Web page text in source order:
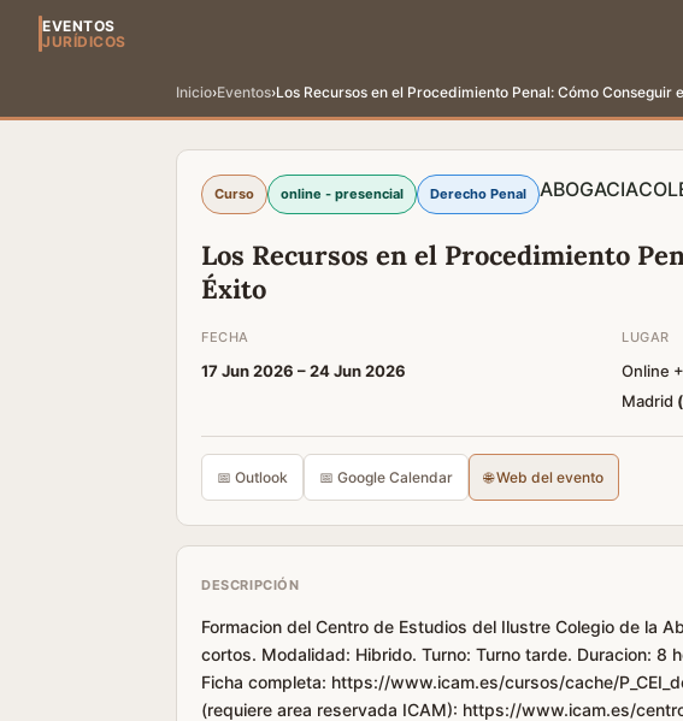
EVENTOS
JURÍDICOS
Inicio›Eventos›Los Recursos en el Procedimiento Penal: Cómo Conseguir
Curso online - presencial Derecho Penal ABOGACIA
Los Recursos en el Procedimiento
Éxito
FECHA
17 Jun 2026 –24 Jun 2026
LUGAR
Online
Madrid (
📅 Outlook 📅 Google Calendar 🌐 Web del evento
DESCRIPCIÓN
Formacion del Centro de Estudios del Ilustre Colegio de la
cortos. Modalidad: Hibrido. Turno: Turno tarde. Duracion:
Ficha completa: https://www.icam.es/cursos/cache/
(requiere area reservada ICAM): https://www.icam.es/